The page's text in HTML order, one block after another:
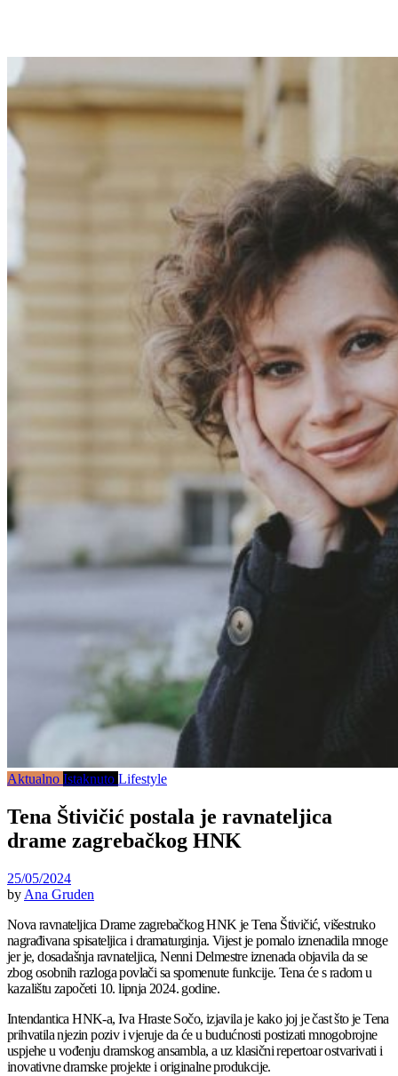
Aktualno Istaknuto Lifestyle
Tena Štivičić postala je ravnateljica
drame zagrebačkog HNK
25/05/2024
by Ana Gruden
Nova ravnateljica Drame zagrebačkog HNK je Tena Štivičić, višestruko
nagrađivana spisateljica i dramaturginja. Vijest je pomalo iznenadila mnoge
jer je, dosadašnja ravnateljica, Nenni Delmestre iznenada objavila da se
zbog osobnih razloga povlači sa spomenute funkcije. Tena će s radom u
kazalištu započeti 10. lipnja 2024. godine.
Intendantica HNK-a, Iva Hraste Sočo, izjavila je kako joj je čast što je Tena
prihvatila njezin poziv i vjeruje da će u budućnosti postizati mnogobrojne
uspjehe u vođenju dramskog ansambla, a uz klasični repertoar ostvarivati i
inovativne dramske projekte i originalne produkcije.